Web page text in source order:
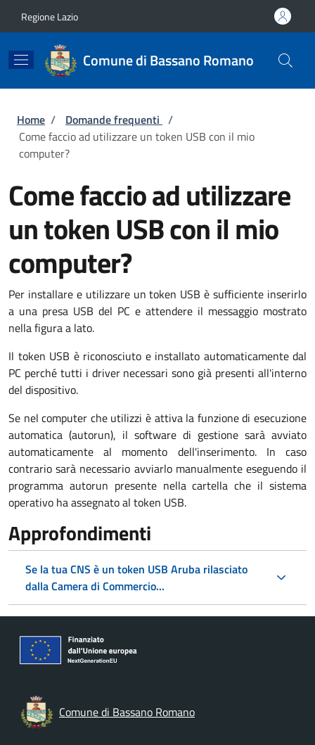
Regione Lazio
Comune di Bassano Romano
Briciole di pane
Home / Domande frequenti /
Come faccio ad utilizzare un token USB con il mio
computer?
Come faccio ad utilizzare
un token USB con il mio
computer?
Per installare e utilizzare un token USB è sufficiente inserirlo
a una presa USB del PC e attendere il messaggio mostrato
nella figura a lato.
Il token USB è riconosciuto e installato automaticamente dal
PC perché tutti i driver necessari sono già presenti all'interno
del dispositivo.
Se nel computer che utilizzi è attiva la funzione di esecuzione
automatica (autorun), il software di gestione sarà avviato
automaticamente al momento dell'inserimento. In caso
contrario sarà necessario avviarlo manualmente eseguendo il
programma autorun presente nella cartella che il sistema
operativo ha assegnato al token USB.
Approfondimenti
Se la tua CNS è un token USB Aruba rilasciato
dalla Camera di Commercio...
Comune di Bassano Romano